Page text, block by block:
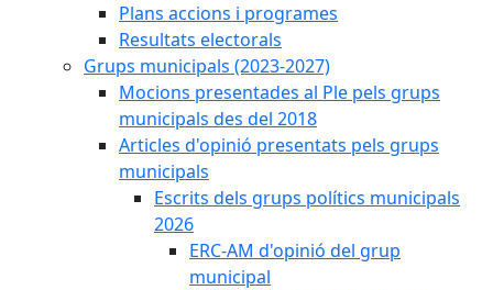
Plans accions i programes
Resultats electorals
Grups municipals (2023-2027)
Mocions presentades al Ple pels grups
municipals des del 2018
Articles d'opinió presentats pels grups
municipals
Escrits dels grups polítics municipals
2026
ERC-AM d'opinió del grup
municipal